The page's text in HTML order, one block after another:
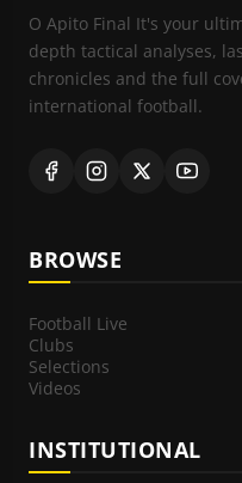
O Apito Final It's your
depth tactical analyses,
chronicles and the full
international football.
BROWSE
Football Live
Clubs
Selections
Videos
INSTITUTIONAL